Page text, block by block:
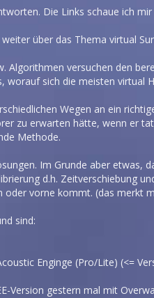
Die Links schaue ich
über das Thema virtual
Algorithmen versuchen den
worauf sich die meisten virtual
Wegen an ein
zu erwarten hätte, wenn er
Methode.
Im Grunde aber etwas,
d.h. Zeitverschiebung
oder vorne kommt. (das merkt
sind:
Enginge (Pro/Lite) (<=
Version gestern mal mit